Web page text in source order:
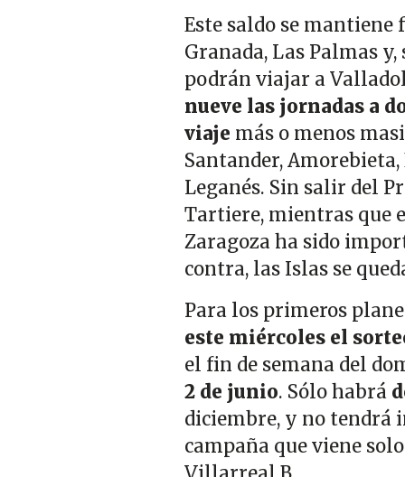
Este saldo se mantiene
Granada, Las Palmas
podrán viajar a
nueve las jornadas a
viaje más o menos
Santander,
Leganés. Sin salir del
Tartiere, mientras que
Zaragoza ha sido
contra, las Islas se
Para los primeros
este miércoles el
el fin de semana del
2 de junio. Sólo habrá
diciembre, y no tendrá
campaña que viene